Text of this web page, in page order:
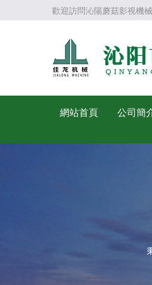
歡迎訪問沁陽蘑菇影视機
網站首頁 公司簡